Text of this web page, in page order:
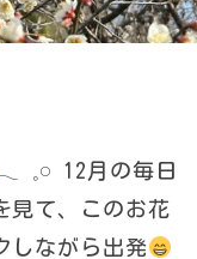
𓈒𓏸 12月の毎日
見て、このお花
しながら出発